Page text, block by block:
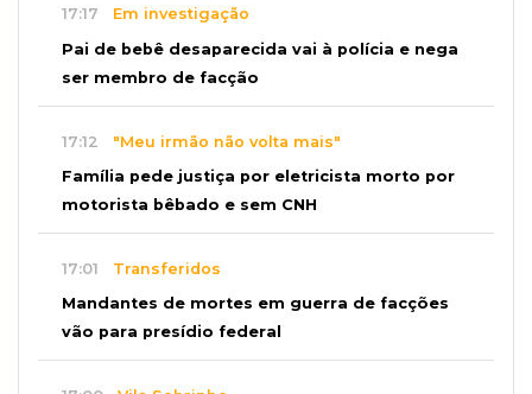
17:17 Em investigação
Pai de bebê desaparecida vai à polícia e nega
ser membro de facção
17:12 "Meu irmão não volta mais"
Família pede justiça por eletricista morto por
motorista bêbado e sem CNH
17:01 Transferidos
Mandantes de mortes em guerra de facções
vão para presídio federal